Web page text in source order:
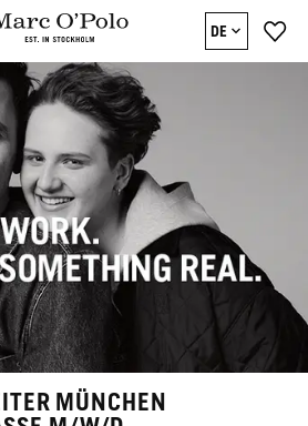
DE
MÜNCHEN